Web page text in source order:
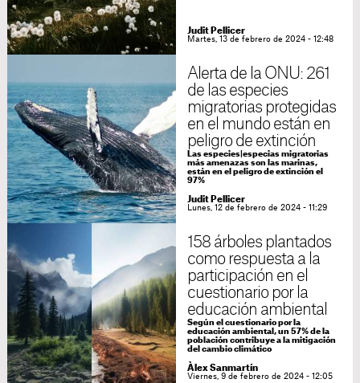
Judit Pellicer
Martes, 13 de febrero de 2024 - 12:48
Alerta de la ONU: 261
de las especies
migratorias protegidas
en el mundo están en
peligro de extinción
Las especies|especias migratorias
más amenazas son las marinas,
están en el peligro de extinción el
97%
Judit Pellicer
Lunes, 12 de febrero de 2024 - 11:29
158 árboles plantados
como respuesta a la
participación en el
cuestionario por la
educación ambiental
Según el cuestionario por la
educación ambiental, un 57% de la
población contribuye a la mitigación
del cambio climático
Àlex Sanmartín
Viernes, 9 de febrero de 2024 - 12:05